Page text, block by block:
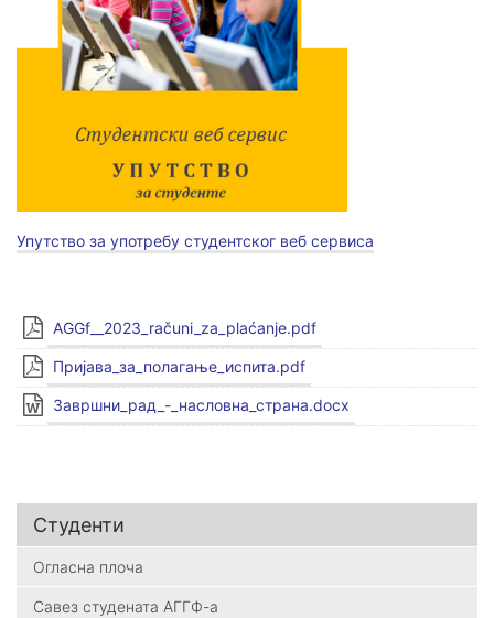
Студенти
Огласна плоча
Савез студената АГГФ-а
Упутство за употребу студентског веб сервиса
AGGf__2023_računi_za_plaćanje.pdf
Пријава_за_полагање_испита.pdf
Завршни_рад_-_насловна_страна.docx